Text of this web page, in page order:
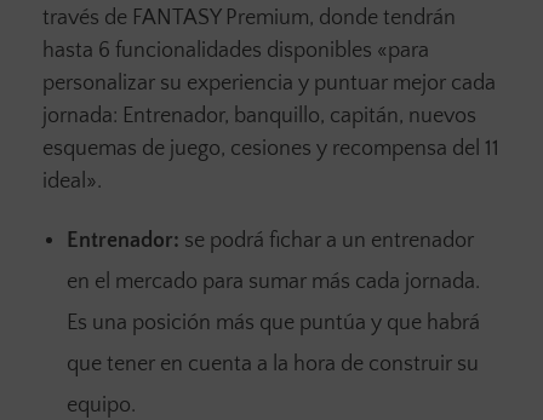
través de FANTASY Premium, donde tendrán
hasta 6 funcionalidades disponibles «para
personalizar su experiencia y puntuar mejor cada
jornada: Entrenador, banquillo, capitán, nuevos
esquemas de juego, cesiones y recompensa del 11
ideal».
Entrenador: se podrá fichar a un entrenador
en el mercado para sumar más cada jornada.
Es una posición más que puntúa y que habrá
que tener en cuenta a la hora de construir su
equipo.